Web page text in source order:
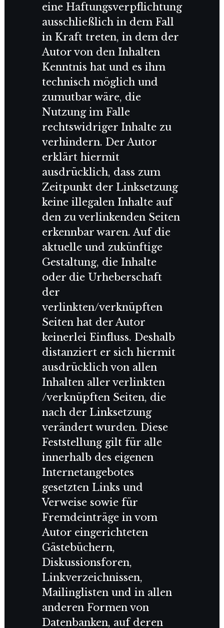
eine Haftungsverpflichtung
ausschließlich in dem Fall
in Kraft treten, in dem der
Autor von den Inhalten
Kenntnis hat und es ihm
technisch möglich und
zumutbar wäre, die
Nutzung im Falle
rechtswidriger Inhalte zu
verhindern. Der Autor
erklärt hiermit
ausdrücklich, dass zum
Zeitpunkt der Linksetzung
keine illegalen Inhalte auf
den zu verlinkenden Seiten
erkennbar waren. Auf die
aktuelle und zukünftige
Gestaltung, die Inhalte
oder die Urheberschaft
der
verlinkten/verknüpften
Seiten hat der Autor
keinerlei Einfluss. Deshalb
distanziert er sich hiermit
ausdrücklich von allen
Inhalten aller verlinkten
/verknüpften Seiten, die
nach der Linksetzung
verändert wurden. Diese
Feststellung gilt für alle
innerhalb des eigenen
Internetangebotes
gesetzten Links und
Verweise sowie für
Fremdeinträge in vom
Autor eingerichteten
Gästebüchern,
Diskussionsforen,
Linkverzeichnissen,
Mailinglisten und in allen
anderen Formen von
Datenbanken, auf deren